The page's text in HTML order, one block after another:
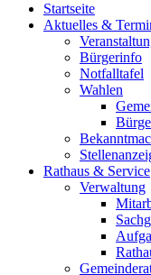
Startseite
Aktuelles &
Bürgerinfo
Notfalltafel
Wahlen
Rathaus & Service
Verwaltung